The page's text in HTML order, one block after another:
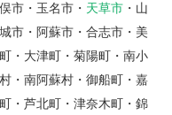
市・玉名市・ 天草市 ・山
市・阿蘇市・合志市・美
・大津町・菊陽町・南小
・南阿蘇村・御船町・嘉
・芦北町・津奈木町・錦